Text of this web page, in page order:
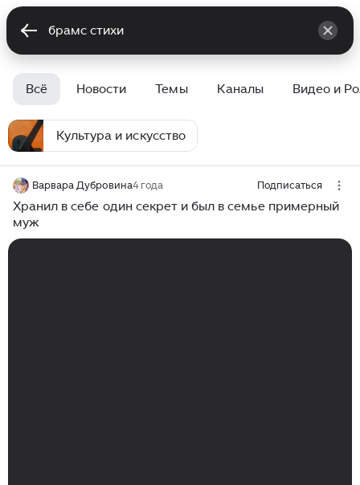
Всё Новости Темы Каналы Видео и
Культура и искусство
Варвара Дубровина4 года Подписаться
Хранил в себе один секрет и был в семье примерный
муж